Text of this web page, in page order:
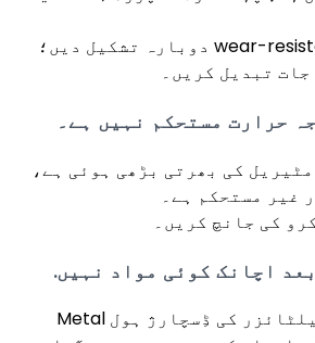
wear-resistant sleeve دوبارہ تشکیل دیں؛
تبدیل کریں۔
حرارت مستحکم نہیں ہے۔
کی بھرتی بڑھی ہوئی ہے،
غیر مستحکم ہے۔
کی جانچ کریں۔
اچانک کوئی مواد نہیں.
مچھلی فیڈ پیلٹائزر کی ڈِسچارژ ہول Metal